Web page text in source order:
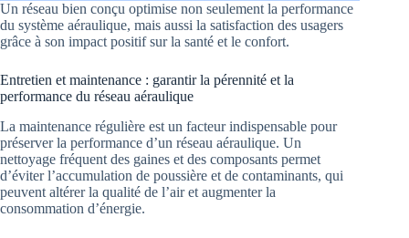
Un réseau bien conçu optimise non seulement la performance
du système aéraulique, mais aussi la satisfaction des usagers
grâce à son impact positif sur la santé et le confort.
Entretien et maintenance : garantir la pérennité et la
performance du réseau aéraulique
La maintenance régulière est un facteur indispensable pour
préserver la performance d’un réseau aéraulique. Un
nettoyage fréquent des gaines et des composants permet
d’éviter l’accumulation de poussière et de contaminants, qui
peuvent altérer la qualité de l’air et augmenter la
consommation d’énergie.